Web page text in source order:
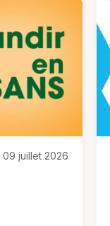
09 juillet 2026